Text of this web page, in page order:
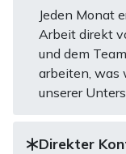
Jeden Monat
Arbeit direkt
und dem
arbeiten, was
unserer
Direkter